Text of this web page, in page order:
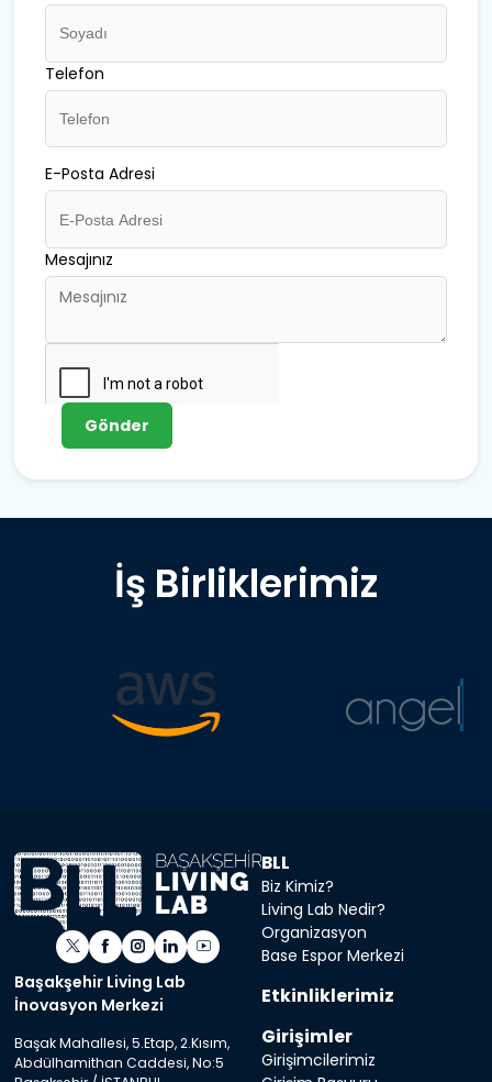
Telefon
E-Posta Adresi
Mesajınız
Gönder
İş Birliklerimiz
BLL
Biz Kimiz?
Living Lab Nedir?
Organizasyon
Base Espor Merkezi
Etkinliklerimiz
Girişimler
Girişimcilerimiz
Başakşehir Living Lab
İnovasyon Merkezi
Başak Mahallesi, 5.Etap, 2.Kısım,
Abdülhamithan Caddesi, No:5